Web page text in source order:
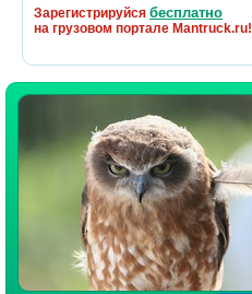
Зарегистрируйся бесплатно
на грузовом портале Mantruck.ru!